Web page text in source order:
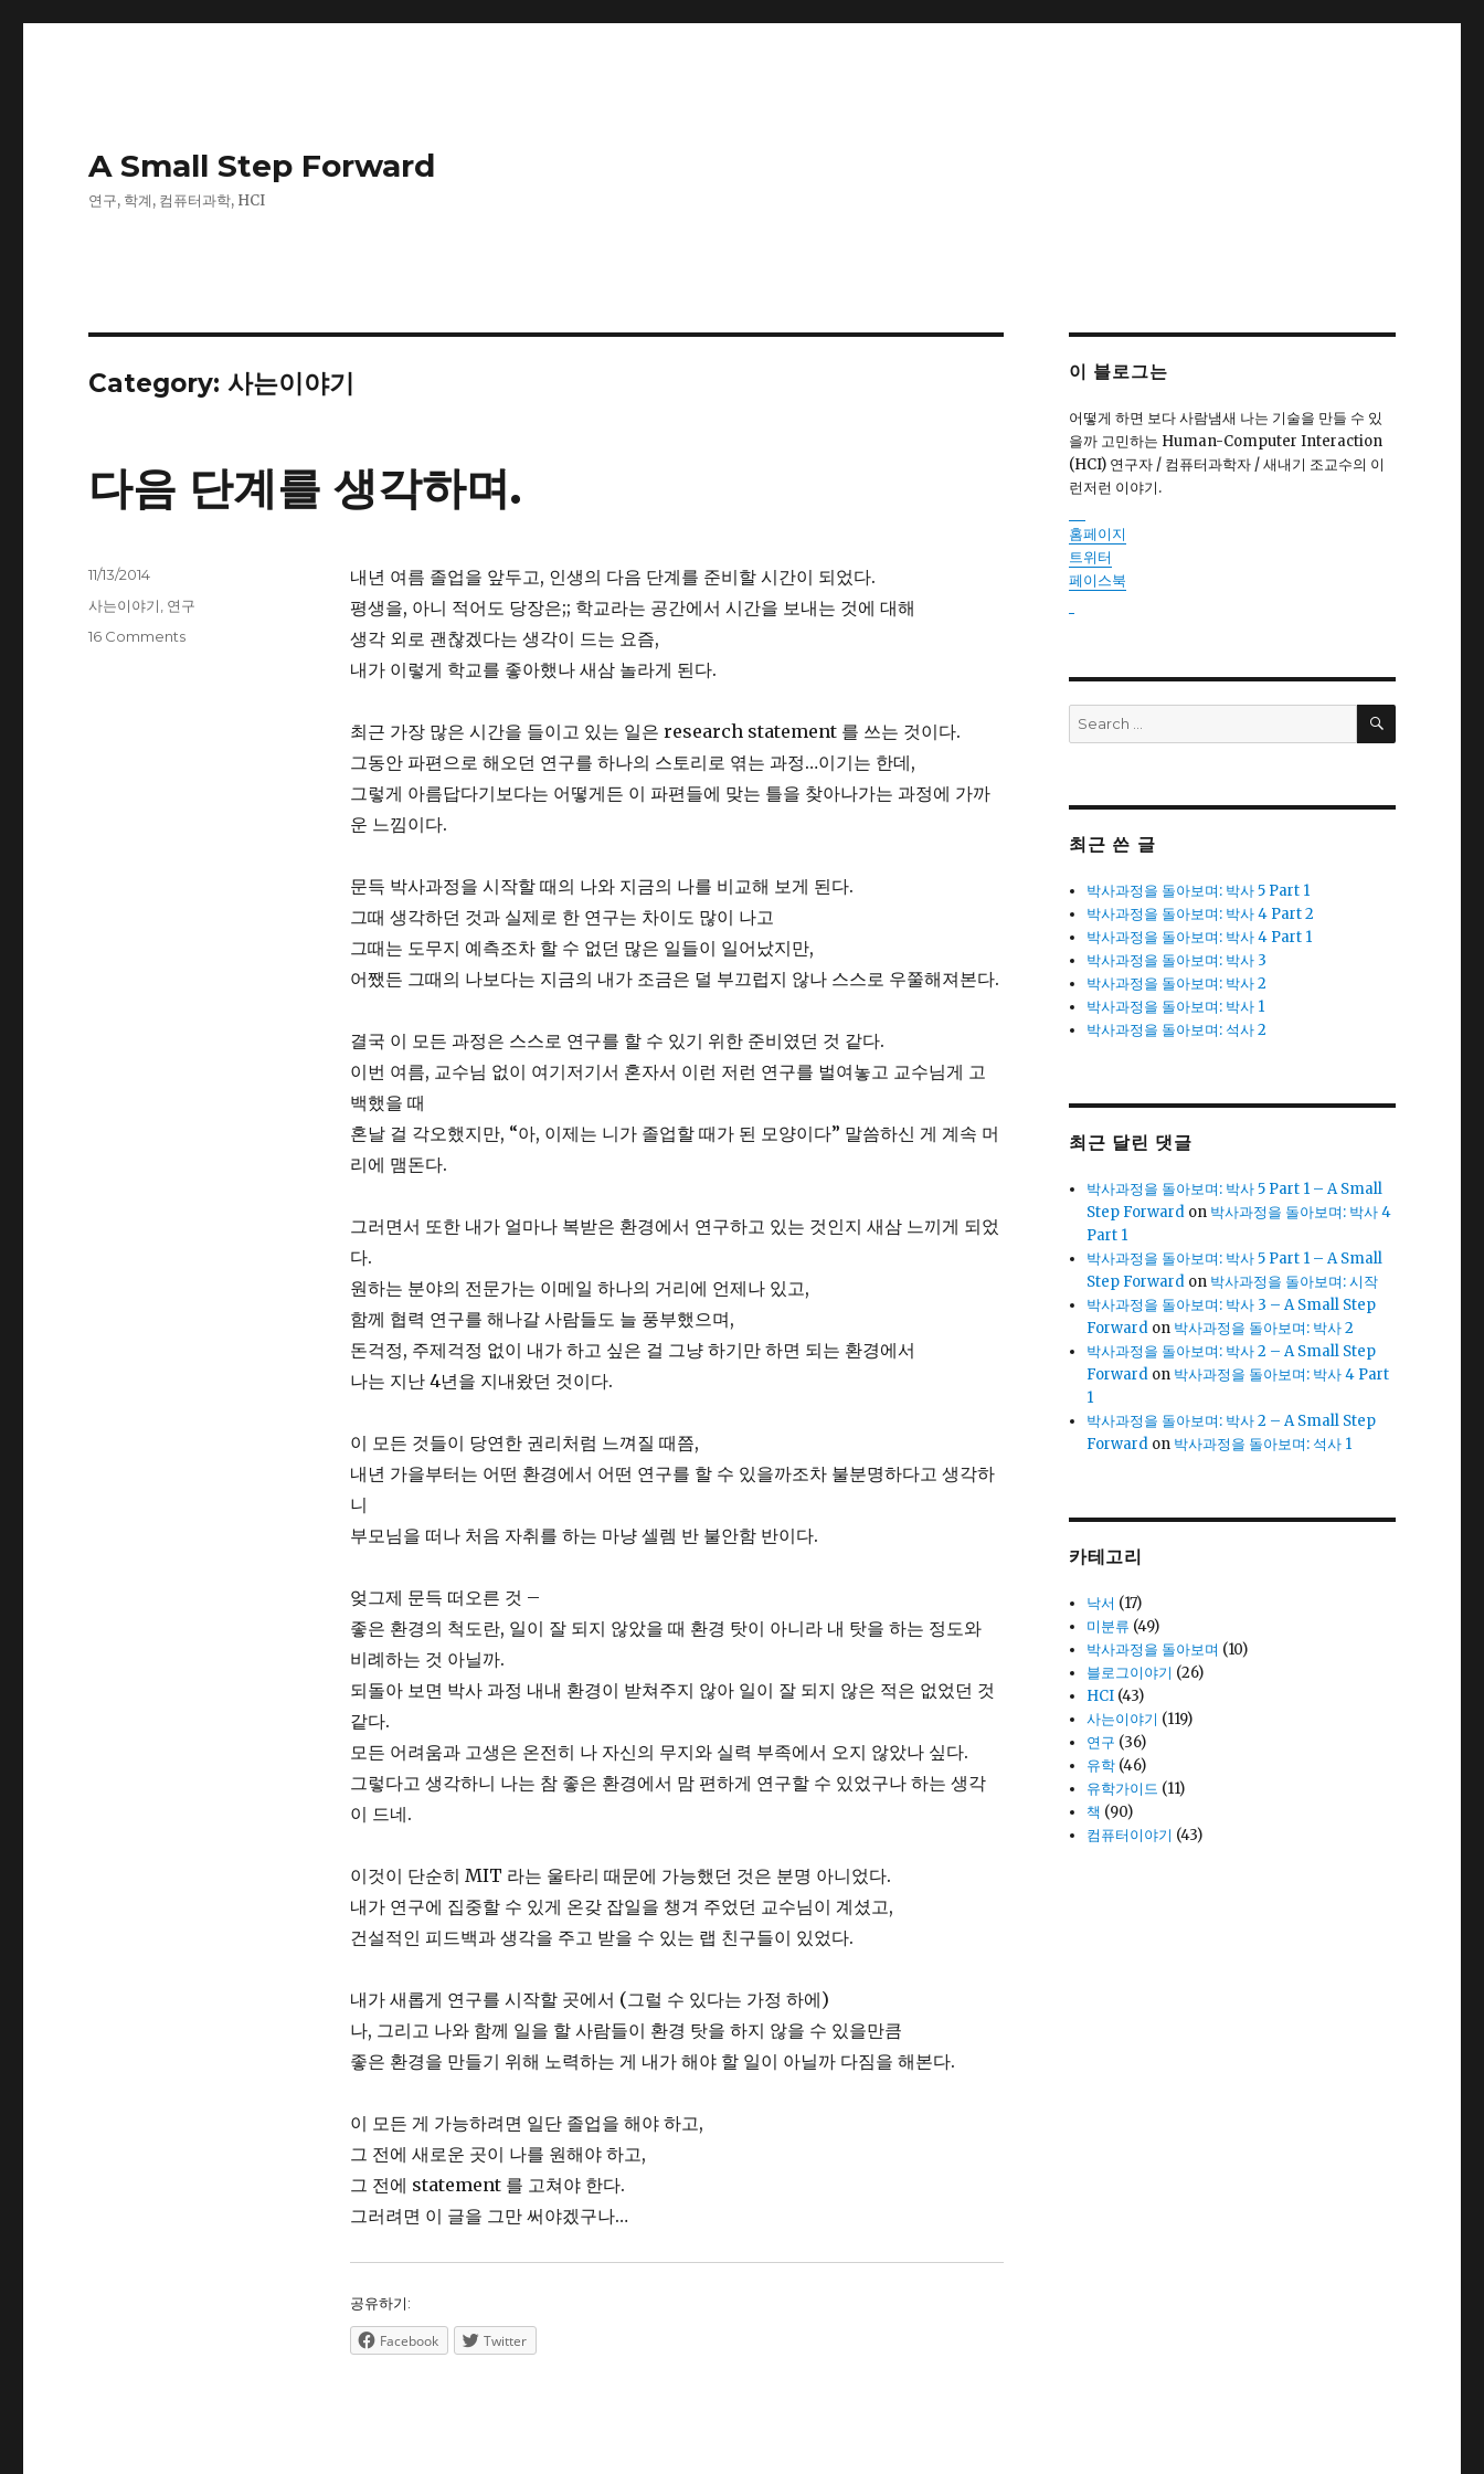
A Small Step Forward
연구, 학계, 컴퓨터과학, HCI
Category:사는이야기
다음 단계를 생각하며.
내년 여름 졸업을 앞두고, 인생의 다음 단계를 준비할 시간이 되었다.
평생을, 아니 적어도 당장은;; 학교라는 공간에서 시간을 보내는 것에 대해
생각 외로 괜찮겠다는 생각이 드는 요즘,
내가 이렇게 학교를 좋아했나 새삼 놀라게 된다.
최근 가장 많은 시간을 들이고 있는 일은 research statement 를 쓰는 것이다.
그동안 파편으로 해오던 연구를 하나의 스토리로 엮는 과정…이기는 한데,
그렇게 아름답다기보다는 어떻게든 이 파편들에 맞는 틀을 찾아나가는 과정에 가까
운 느낌이다.
문득 박사과정을 시작할 때의 나와 지금의 나를 비교해 보게 된다.
그때 생각하던 것과 실제로 한 연구는 차이도 많이 나고
그때는 도무지 예측조차 할 수 없던 많은 일들이 일어났지만,
어쨌든 그때의 나보다는 지금의 내가 조금은 덜 부끄럽지 않나 스스로 우쭐해져본다.
결국 이 모든 과정은 스스로 연구를 할 수 있기 위한 준비였던 것 같다.
이번 여름, 교수님 없이 여기저기서 혼자서 이런 저런 연구를 벌여놓고 교수님게 고
백했을 때
혼날 걸 각오했지만, “아, 이제는 니가 졸업할 때가 된 모양이다” 말씀하신 게 계속 머
리에 맴돈다.
그러면서 또한 내가 얼마나 복받은 환경에서 연구하고 있는 것인지 새삼 느끼게 되었
다.
원하는 분야의 전문가는 이메일 하나의 거리에 언제나 있고,
함께 협력 연구를 해나갈 사람들도 늘 풍부했으며,
돈걱정, 주제걱정 없이 내가 하고 싶은 걸 그냥 하기만 하면 되는 환경에서
나는 지난 4년을 지내왔던 것이다.
이 모든 것들이 당연한 권리처럼 느껴질 때쯤,
내년 가을부터는 어떤 환경에서 어떤 연구를 할 수 있을까조차 불분명하다고 생각하
니
부모님을 떠나 처음 자취를 하는 마냥 셀렘 반 불안함 반이다.
엊그제 문득 떠오른 것 –
좋은 환경의 척도란, 일이 잘 되지 않았을 때 환경 탓이 아니라 내 탓을 하는 정도와
비례하는 것 아닐까.
되돌아 보면 박사 과정 내내 환경이 받쳐주지 않아 일이 잘 되지 않은 적은 없었던 것
같다.
모든 어려움과 고생은 온전히 나 자신의 무지와 실력 부족에서 오지 않았나 싶다.
그렇다고 생각하니 나는 참 좋은 환경에서 맘 편하게 연구할 수 있었구나 하는 생각
이 드네.
이것이 단순히 MIT 라는 울타리 때문에 가능했던 것은 분명 아니었다.
내가 연구에 집중할 수 있게 온갖 잡일을 챙겨 주었던 교수님이 계셨고,
건설적인 피드백과 생각을 주고 받을 수 있는 랩 친구들이 있었다.
내가 새롭게 연구를 시작할 곳에서 (그럴 수 있다는 가정 하에)
나, 그리고 나와 함께 일을 할 사람들이 환경 탓을 하지 않을 수 있을만큼
좋은 환경을 만들기 위해 노력하는 게 내가 해야 할 일이 아닐까 다짐을 해본다.
이 모든 게 가능하려면 일단 졸업을 해야 하고,
그 전에 새로운 곳이 나를 원해야 하고,
그 전에 statement 를 고쳐야 한다.
그러려면 이 글을 그만 써야겠구나…
공유하기:
Facebook Twitter
Posted
on
11/13/2014
Categories
사는이야기 연구
16 Comments
이 블로그는
어떻게 하면 보다 사람냄새 나는 기술을 만들 수 있
을까 고민하는 Human-Computer Interaction
(HCI) 연구자 / 컴퓨터과학자 / 새내기 조교수의 이
런저런 이야기.
홈페이지
트위터
페이스북
Search
for:
SEARCH
최근 쓴 글
박사과정을 돌아보며: 박사 5 Part 1
박사과정을 돌아보며: 박사 4 Part 2
박사과정을 돌아보며: 박사 4 Part 1
박사과정을 돌아보며: 박사 3
박사과정을 돌아보며: 박사 2
박사과정을 돌아보며: 박사 1
박사과정을 돌아보며: 석사 2
최근 달린 댓글
박사과정을 돌아보며: 박사 5 Part 1 – A Small
Step Forward on 박사과정을 돌아보며: 박사 4
Part 1
박사과정을 돌아보며: 박사 5 Part 1 – A Small
Step Forward on 박사과정을 돌아보며: 시작
박사과정을 돌아보며: 박사 3 – A Small Step
Forward on 박사과정을 돌아보며: 박사 2
박사과정을 돌아보며: 박사 2 – A Small Step
Forward on 박사과정을 돌아보며: 박사 4 Part
1
박사과정을 돌아보며: 박사 2 – A Small Step
Forward on 박사과정을 돌아보며: 석사 1
카테고리
낙서 (17)
미분류 (49)
박사과정을 돌아보며 (10)
블로그이야기 (26)
HCI (43)
사는이야기 (119)
연구 (36)
유학 (46)
유학가이드 (11)
책 (90)
컴퓨터이야기 (43)